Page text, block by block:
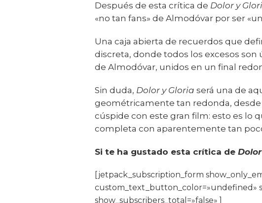
Después de esta crítica de Dolor y
«no tan fans» de Almodóvar por ser
Una caja abierta de recuerdos que
discreta, donde todos los excesos son
de Almodóvar, unidos en un final
Sin duda, Dolor y Gloria será una de
geométricamente tan redonda, desde
cúspide con este gran film: esto es lo
completa con aparentemente tan
Si te ha gustado esta crítica de
[jetpack_subscription_form
custom_text_button_color=»undefined»
show_subscribers_total=»false» ]